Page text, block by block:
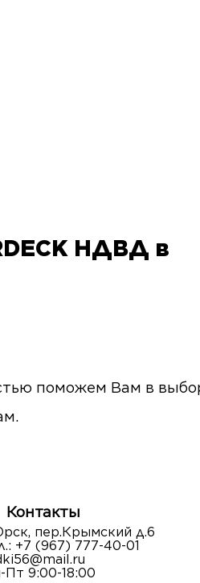
НДВД в
поможем Вам в
лодок
Контакты
пер.Крымский д.6
+7 (967) 777-40-01
Пт 9:00-18:00